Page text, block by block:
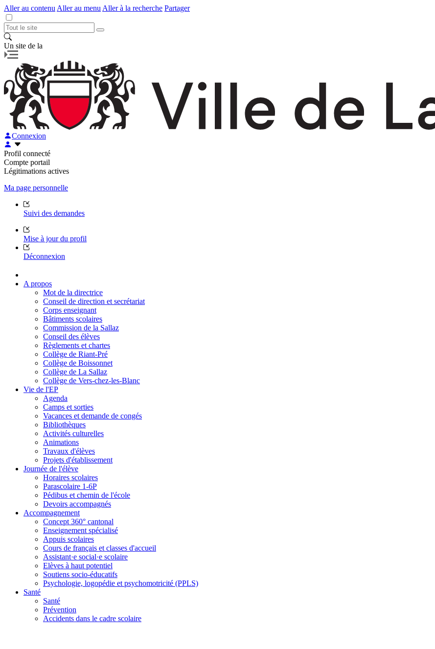
Aller au contenu Aller au menu Aller à la recherche Partager
Un site de la
Connexion
Profil connecté
Compte portail
Légitimations actives
Ma page personnelle
Suivi des demandes
Mise à jour du profil
Déconnexion
A propos
Mot de la directrice
Conseil de direction et secrétariat
Corps enseignant
Bâtiments scolaires
Commission de la Sallaz
Conseil des élèves
Règlements et chartes
Collège de Riant-Pré
Collège de Boissonnet
Collège de La Sallaz
Collège de Vers-chez-les-Blanc
Vie de l'EP
Agenda
Camps et sorties
Vacances et demande de congés
Bibliothèques
Activités culturelles
Animations
Travaux d'élèves
Projets d'établissement
Journée de l'élève
Horaires scolaires
Parascolaire 1-6P
Pédibus et chemin de l'école
Devoirs accompagnés
Accompagnement
Concept 360° cantonal
Enseignement spécialisé
Appuis scolaires
Cours de français et classes d'accueil
Assistant·e social·e scolaire
Elèves à haut potentiel
Soutiens socio-éducatifs
Psychologie, logopédie et psychomotricité (PPLS)
Santé
Santé
Prévention
Accidents dans le cadre scolaire